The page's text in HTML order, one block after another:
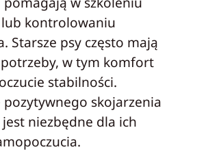
kontrolowaniu
Starsze psy często mają
w tym komfort
stabilności.
pozytywnego skojarzenia
niezbędne dla ich